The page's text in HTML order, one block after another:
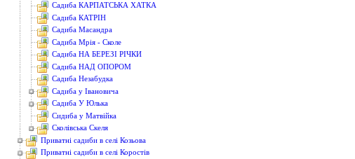
Садиба КАРПАТСЬКА ХАТКА
Садиба КАТРІН
Садиба Масандра
Садиба Мрія - Сколе
Садиба НА БЕРЕЗІ РІЧКИ
Садиба НАД ОПОРОМ
Садиба Незабудка
Садиба у Івановича
Садиба У Юлька
Сидиба у Матвійка
Сколівська Скеля
Приватні садиби в селі Козьова
Приватні садиби в селі Коростів